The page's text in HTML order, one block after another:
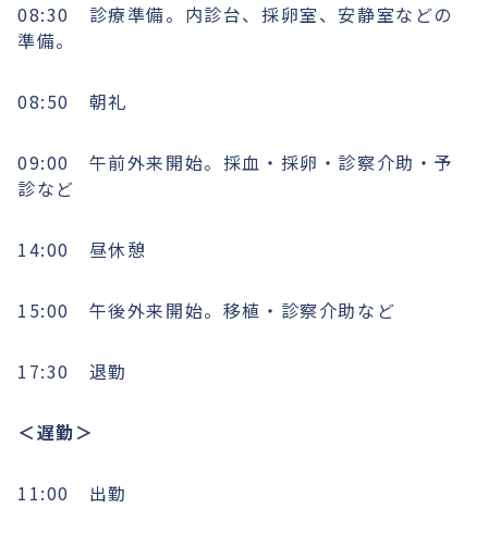
08:30 診療準備。内診台、採卵室、安静室などの
準備。
08:50 朝礼
09:00 午前外来開始。採血・採卵・診察介助・予
診など
14:00 昼休憩
15:00 午後外来開始。移植・診察介助など
17:30 退勤
＜遅勤＞
11:00 出勤